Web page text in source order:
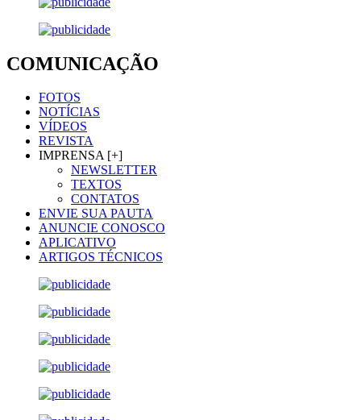
COMUNICAÇÃO
FOTOS
NOTÍCIAS
VÍDEOS
REVISTA
IMPRENSA [+]
NEWSLETTER
TEXTOS
CONTATOS
ENVIE SUA PAUTA
ANUNCIE CONOSCO
APLICATIVO
ARTIGOS TÉCNICOS